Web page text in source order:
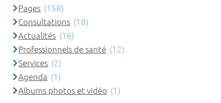
Pages (158)
Consultations (18)
Actualités (16)
Professionnels de santé (12)
Services (2)
Agenda (1)
Albums photos et vidéo (1)